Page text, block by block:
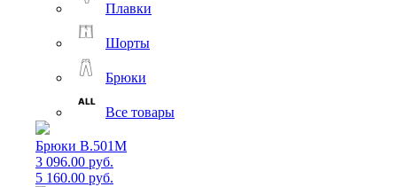
Плавки
Шорты
Брюки
Все товары
Брюки B.501M
3 096.00 руб.
5 160.00 руб.